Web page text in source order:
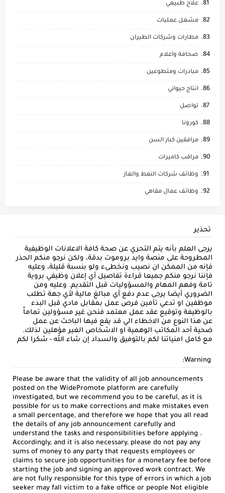
علاج طبيعي
مشغل عمليات
مطارات وشركات الطيران
صحافة واعلام
مبادرات ومتطوعين
انتاج حيواني
تواصل
كورونا
مرافقين كبار السن
مراقب كاميرات
وظائف شركات النفط والغاز
وظائف عمال مقاهي
تحذير
يرجى العلم بأنه يتم التحري عن صحة كافة الاعلانات الوظيفية
المطروحة على منصة وايد بروموت بدقة، ولكن نرجو منكم الحذر
فإنه من الممكن ان نصيب ونخطىء ولو بنسبة قليلة، وعليه
فإننا نرجو منكم جميعا قراءة تفاصيل أي إعلان وظيفي بروية
تامة وفهم المهام والمسؤوليات قبل التقديم. وعليه ومن
الضروري أيضا يرجى عدم دفع أي مبالغ مالية لأي جهة تطلب
موظفين او تدعي تأمين فرص عمل بمقابل مادي قبل البدء
بالوظيفة وتوقيع عقد عمل معتمد فنحن غير مسؤولين تماماً
عن هذا النوع من الاخطاء الي قد يقع فيها الباحث عن عمل
ضحية أحد المكاتب الوهمية او الاشخاص الغير مؤهلين لذلك.
مع كامل امنياتنا لكم بالتوفيق والسداد إن شاء الله - شكرا لكم
Warning:
Please be aware that the validity of all job announcements
posted on the WidePromote platform are carefully
investigated, but we recommend you to be careful, as it is
possible for us to make corrections and make mistakes even
a small percentage, and therefore we hope that you all read
the details of any job announcement carefully and
understand the tasks and responsibilities before applying .
Accordingly, and it is also necessary, please do not pay any
sums of money to any party that requests employees or
claims to secure job opportunities for a monetary fee before
starting the job and signing an approved work contract. We
are not fully responsible for this type of errors in which a job
seeker may fall victim to a fake office or people Not eligible